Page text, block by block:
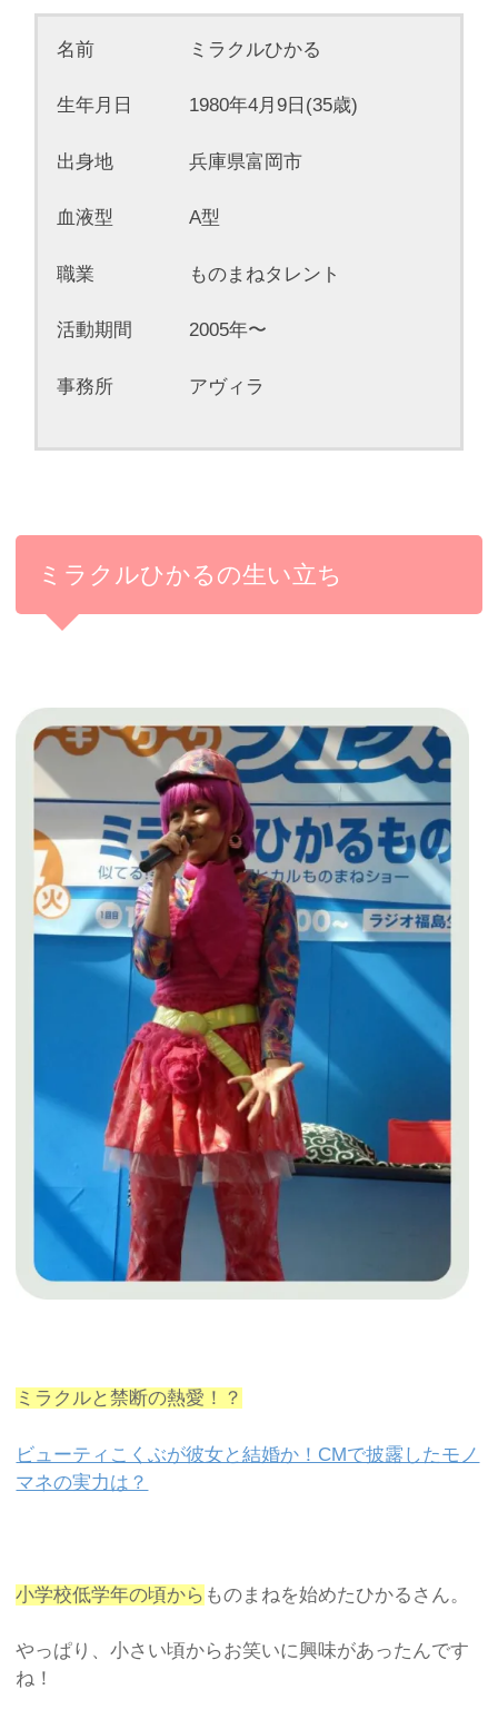
名前 ミラクルひかる
生年月日 1980年4月9日(35歳)
出身地 兵庫県富岡市
血液型 A型
職業 ものまねタレント
活動期間 2005年〜
事務所 アヴィラ
ミラクルひかるの生い立ち
ミラクルと禁断の熱愛！？
ビューティこくぶが彼女と結婚か！CMで披露したモノ
マネの実力は？
小学校低学年の頃から ものまねを始めたひかるさん。
やっぱり、小さい頃からお笑いに興味があったんです
ね！